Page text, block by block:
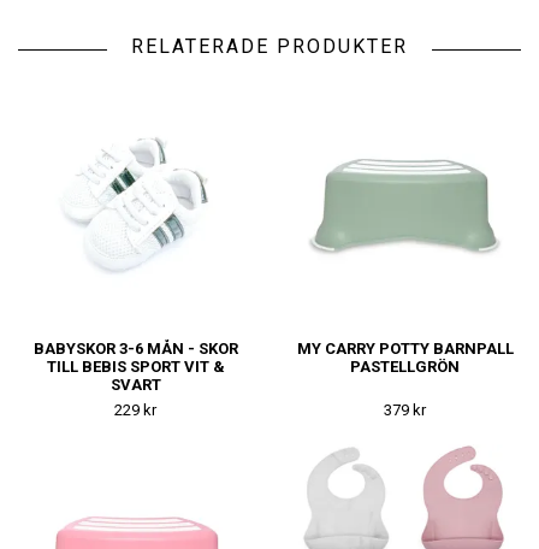
RELATERADE PRODUKTER
BABYSKOR 3-6 MÅN - SKOR
TILL BEBIS SPORT VIT &
SVART
229 kr
MY CARRY POTTY BARNPALL
PASTELLGRÖN
379 kr